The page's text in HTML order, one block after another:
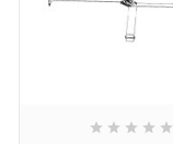
    